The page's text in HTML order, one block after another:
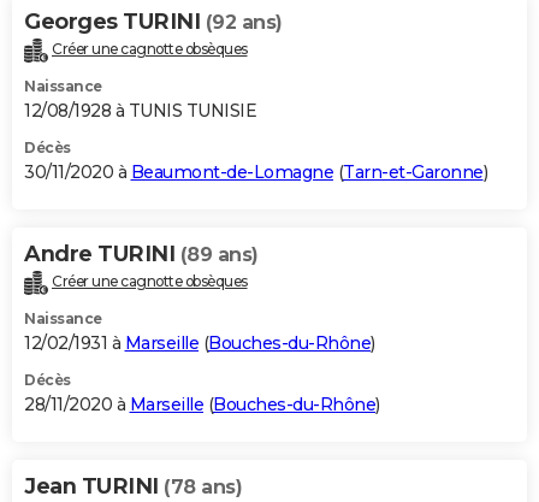
Georges TURINI (92 ans)
Créer une cagnotte obsèques
Naissance
12/08/1928 à TUNIS TUNISIE
Décès
30/11/2020 à Beaumont-de-Lomagne (Tarn-et-Garonne)
Andre TURINI (89 ans)
Créer une cagnotte obsèques
Naissance
12/02/1931 à Marseille (Bouches-du-Rhône)
Décès
28/11/2020 à Marseille (Bouches-du-Rhône)
Jean TURINI (78 ans)